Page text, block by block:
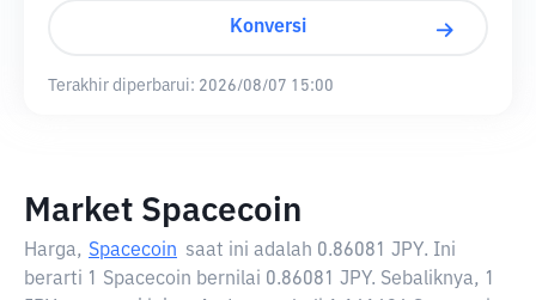
Konversi
Terakhir diperbarui: 2026/08/07 15:00
Market Spacecoin
Harga, Spacecoin saat ini adalah 0.86081 JPY. Ini
berarti 1 Spacecoin bernilai 0.86081 JPY. Sebaliknya, 1